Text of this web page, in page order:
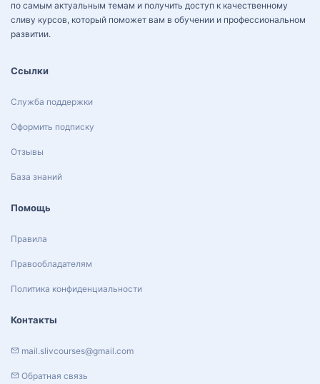
по самым актуальным темам и получить доступ к качественному
сливу курсов, который поможет вам в обучении и профессиональном
развитии.
Ссылки
Служба поддержки
Оформить подписку
Отзывы
База знаний
Помощь
Правила
Правообладателям
Политика конфиденциальности
Контакты
mail.slivcourses@gmail.com
Обратная связь